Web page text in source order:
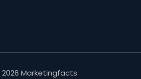
Marketingfacts